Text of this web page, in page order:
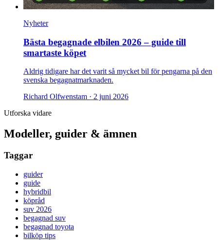
Nyheter
Bästa begagnade elbilen 2026 – guide till
smartaste köpet
Aldrig tidigare har det varit så mycket bil för pengarna på den
svenska begagnatmarknaden.
Richard Olfwenstam · 2 juni 2026
Utforska vidare
Modeller, guider & ämnen
Taggar
guider
guide
hybridbil
köpråd
suv 2026
begagnad suv
begagnad toyota
bilköp tips